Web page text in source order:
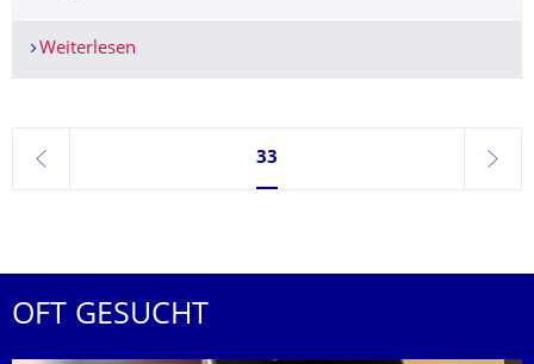
Weiterlesen
zurück
Seite 33, aktuell ausgewählt
33
weiter
OFT GESUCHT